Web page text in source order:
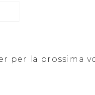
per la prossima